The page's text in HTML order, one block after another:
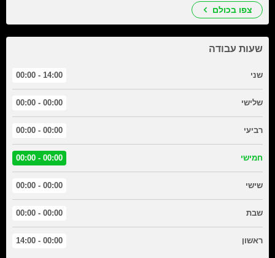
צפו בכולם
שעות עבודה
שני 14:00 - 00:00
שלישי 00:00 - 00:00
רביעי 00:00 - 00:00
חמישי 00:00 - 00:00
שישי 00:00 - 00:00
שבת 00:00 - 00:00
ראשון 00:00 - 14:00